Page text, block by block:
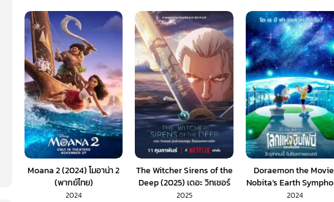
Moana 2 (2024) โมอาน่า 2
(พากย์ไทย)
2024
The Witcher Sirens of the
Deep (2025) เดอะ วิทเชอร์
นักล่าจอมอสูร ไซเรนแห่ง
2025
Doraemon the
Nobita’s Earth
(2024) โดราเอมอน เดอะ
2024